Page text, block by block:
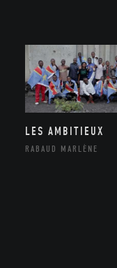
LES AMBITIEUX
RABAUD MARLÈNE